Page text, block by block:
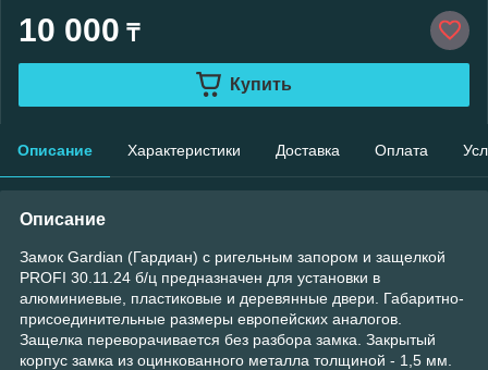
10 000 ₸
Купить
Описание Характеристики Доставка Оплата
Описание
Замок Gardian (Гардиан) с ригельным запором и защелкой
PROFI 30.11.24 б/ц предназначен для установки в
алюминиевые, пластиковые и деревянные двери. Габаритно-
присоединительные размеры европейских аналогов.
Защелка переворачивается без разбора замка. Закрытый
корпус замка из оцинкованного металла толщиной - 1,5 мм.